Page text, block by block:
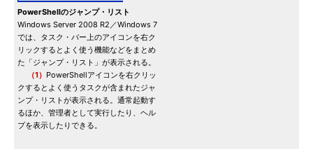
PowerShellのジャンプ・リスト
Windows Server 2008 R2／Windows 7
では、タスク・バー上のアイコンを右ク
リックするとよく使う機能などをまとめ
た「ジャンプ・リスト」が表示される。
（1） PowerShellアイコンを右クリッ
クするとよく使うタスクが含まれたジャ
ンプ・リストが表示される。通常起動す
るほか、管理者として実行したり、ヘル
プを表示したりできる。